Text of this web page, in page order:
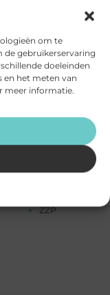
om te
de gebruikerservaring
doeleinden
en het meten van
meer informatie.
Tuin en
buitenleven
Tweewielers
Vakantie
Verbouwen
Woning en Tuin
Woningen
Zakelijke
ZZP